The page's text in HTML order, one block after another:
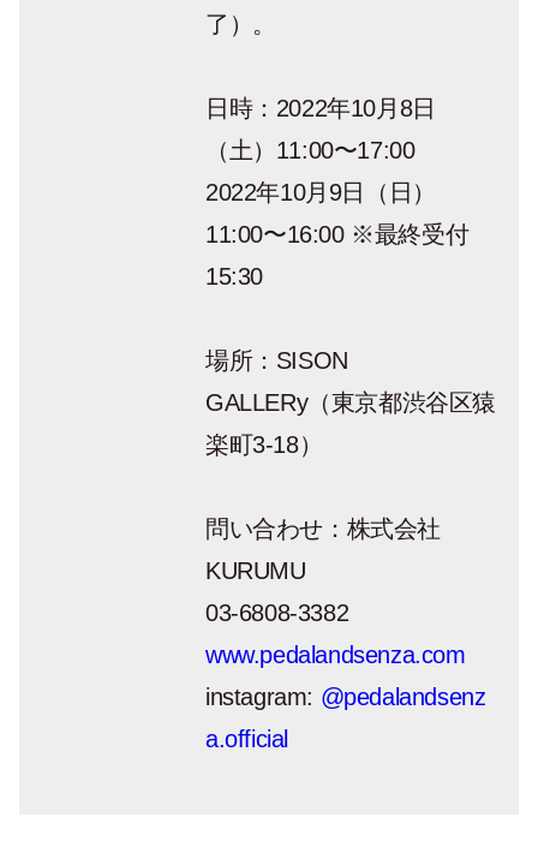
了）。
日時：2022年10月8日
（土）11:00〜17:00
2022年10月9日（日）
11:00〜16:00 ※最終受付
15:30
場所：SISON
GALLERy（東京都渋谷区猿
楽町3-18）
問い合わせ：株式会社
KURUMU
03-6808-3382
www.pedalandsenza.com
instagram: @pedalandsenz
a.official